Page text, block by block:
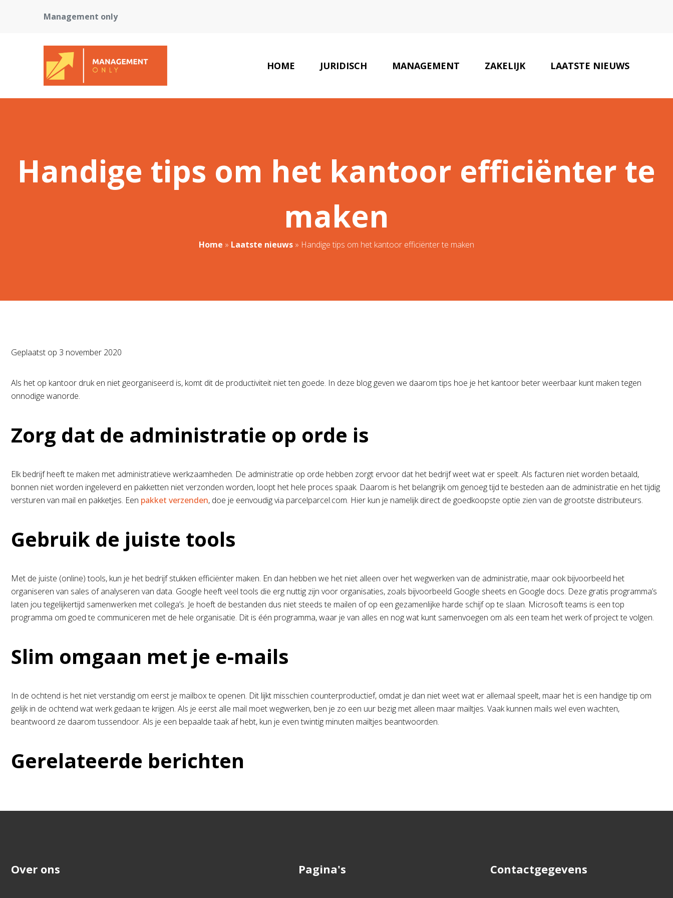
Management only
HOME JURIDISCH MANAGEMENT ZAKELIJK LAATSTE NIEUWS
Handige tips om het kantoor efficiënter te
maken
Home » Laatste nieuws » Handige tips om het kantoor efficiënter te maken
Geplaatst op 3 november 2020
Als het op kantoor druk en niet georganiseerd is, komt dit de productiviteit niet ten goede. In deze blog geven we daarom tips hoe je het kantoor beter weerbaar kunt maken tegen
onnodige wanorde.
Zorg dat de administratie op orde is
Elk bedrijf heeft te maken met administratieve werkzaamheden. De administratie op orde hebben zorgt ervoor dat het bedrijf weet wat er speelt. Als facturen niet worden betaald,
bonnen niet worden ingeleverd en pakketten niet verzonden worden, loopt het hele proces spaak. Daarom is het belangrijk om genoeg tijd te besteden aan de administratie en het tijdig
versturen van mail en pakketjes. Een pakket verzenden, doe je eenvoudig via parcelparcel.com. Hier kun je namelijk direct de goedkoopste optie zien van de grootste distributeurs.
Gebruik de juiste tools
Met de juiste (online) tools, kun je het bedrijf stukken efficiënter maken. En dan hebben we het niet alleen over het wegwerken van de administratie, maar ook bijvoorbeeld het
organiseren van sales of analyseren van data. Google heeft veel tools die erg nuttig zijn voor organisaties, zoals bijvoorbeeld Google sheets en Google docs. Deze gratis programma’s
laten jou tegelijkertijd samenwerken met collega’s. Je hoeft de bestanden dus niet steeds te mailen of op een gezamenlijke harde schijf op te slaan. Microsoft teams is een top
programma om goed te communiceren met de hele organisatie. Dit is één programma, waar je van alles en nog wat kunt samenvoegen om als een team het werk of project te volgen.
Slim omgaan met je e-mails
In de ochtend is het niet verstandig om eerst je mailbox te openen. Dit lijkt misschien counterproductief, omdat je dan niet weet wat er allemaal speelt, maar het is een handige tip om
gelijk in de ochtend wat werk gedaan te krijgen. Als je eerst alle mail moet wegwerken, ben je zo een uur bezig met alleen maar mailtjes. Vaak kunnen mails wel even wachten,
beantwoord ze daarom tussendoor. Als je een bepaalde taak af hebt, kun je even twintig minuten mailtjes beantwoorden.
Gerelateerde berichten
Over ons Pagina's Contactgegevens